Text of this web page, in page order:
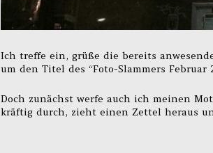
Ich treffe ein, grüße die bereits
um den Titel des “Foto-Slammers Februar
Doch zunächst werfe auch ich meinen
kräftig durch, zieht einen Zettel heraus